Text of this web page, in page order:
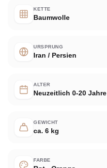
KETTE
Baumwolle
URSPRUNG
Iran / Persien
ALTER
Neuzeitlich 0-20 Jahre
GEWICHT
ca. 6 kg
FARBE